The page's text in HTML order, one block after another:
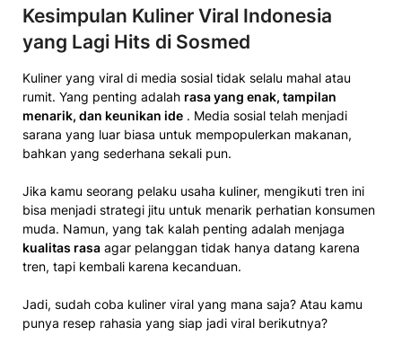
Kesimpulan Kuliner Viral Indonesia
yang Lagi Hits di Sosmed
Kuliner yang viral di media sosial tidak selalu mahal atau
rumit. Yang penting adalah rasa yang enak, tampilan
menarik, dan keunikan ide . Media sosial telah menjadi
sarana yang luar biasa untuk mempopulerkan makanan,
bahkan yang sederhana sekali pun.
Jika kamu seorang pelaku usaha kuliner, mengikuti tren ini
bisa menjadi strategi jitu untuk menarik perhatian konsumen
muda. Namun, yang tak kalah penting adalah menjaga
kualitas rasa agar pelanggan tidak hanya datang karena
tren, tapi kembali karena kecanduan.
Jadi, sudah coba kuliner viral yang mana saja? Atau kamu
punya resep rahasia yang siap jadi viral berikutnya?